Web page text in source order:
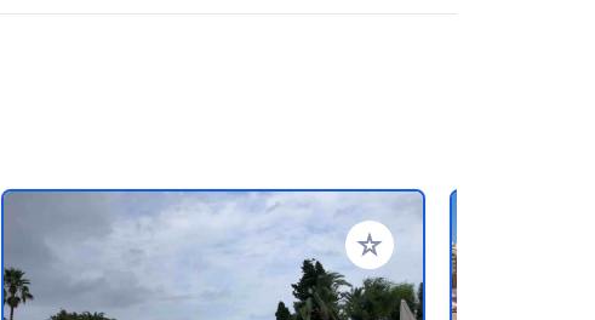
je favorieten Voeg toe aan je favorieten